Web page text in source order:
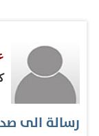
تصلح أفكاراً
يعدك أن تكون
السيارة
بديل تكتشف أن
رسالة الى